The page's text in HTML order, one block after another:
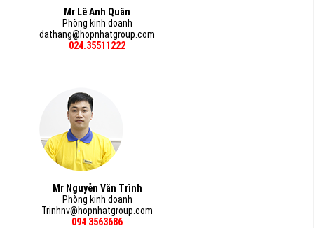
Mr Lê Anh Quân
Phòng kinh doanh
dathang@hopnhatgroup.com
024.35511222
Mr Nguyễn Văn Trình
Phòng kinh doanh
Trinhnv@hopnhatgroup.com
094 3563686